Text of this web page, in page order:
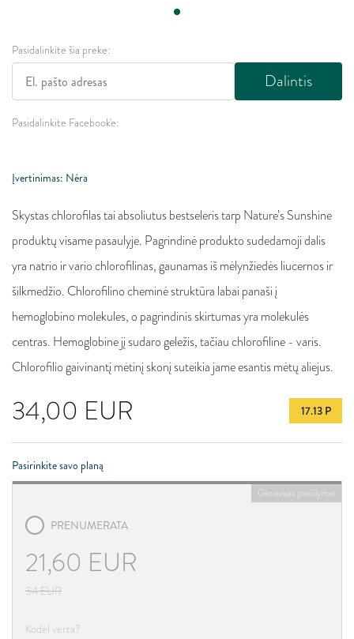
Pasidalinkite šia preke:
Dalintis
Pasidalinkite Facebook'e:
Įvertinimas: Nėra
34,00 EUR 17.13 P
Skystas chlorofilas tai absoliutus bestseleris tarp Nature’s Sunshine
produktų visame pasaulyje. Pagrindinė produkto sudedamoji dalis
yra natrio ir vario chlorofilinas, gaunamas iš mėlynžiedės liucernos ir
šilkmedžio. Chlorofilino cheminė struktūra labai panaši į
hemoglobino molekules, o pagrindinis skirtumas yra molekulės
centras. Hemoglobine jį sudaro geležis, tačiau chlorofiline - varis.
Chlorofilio gaivinantį mėtinį skonį suteikia jame esantis mėtų aliejus.
Pasirinkite savo planą
Geriausias pasiūlymas
PRENUMERATA
21,60 EUR
34EUR
Kodėl verta?